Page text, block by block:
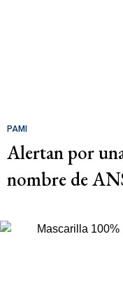
PAMI
Alertan por
nombre de